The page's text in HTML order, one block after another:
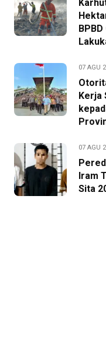
07 AGU
Kerja
07 AGU
Iram
Sita